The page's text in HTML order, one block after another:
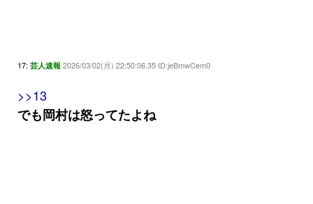
17: 芸人速報 2026/03/02(月) 22:50:06.35 ID:jeBmwCem0
>>13
でも岡村は怒ってたよね